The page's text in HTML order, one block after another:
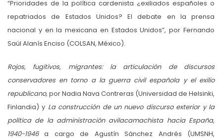
“Prioridades de la política cardenista ¿exiliados españoles o
repatriados de Estados Unidos? El debate en la prensa
nacional y en la mexicana en Estados Unidos”, por Fernando
Saúl Alanís Enciso (COLSAN, México).
Rojos, fugitivos, migrantes: la articulación de discursos
conservadores en torno a la guerra civil española y el exilio
republicano,por Nadia Nava Contreras (Universidad de Helsinki,
Finlandia) y La construcción de un nuevo discurso exterior y la
política de la administración avilacamachista hacia España,
1940-1946a cargo de Agustín Sánchez Andrés (UMSNH,